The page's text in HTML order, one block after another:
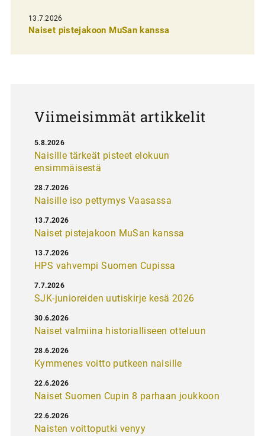
e
13.7.2026
Naiset pistejakoon MuSan kanssa
Viimeisimmät artikkelit
Naisille tärkeät pisteet elokuun
ensimmäisestä
5.8.2026
Naisille iso pettymys Vaasassa
28.7.2026
Naiset pistejakoon MuSan kanssa
13.7.2026
HPS vahvempi Suomen Cupissa
13.7.2026
SJK-junioreiden uutiskirje kesä 2026
7.7.2026
Naiset valmiina historialliseen otteluun
30.6.2026
Kymmenes voitto putkeen naisille
28.6.2026
Naiset Suomen Cupin 8 parhaan joukkoon
22.6.2026
Naisten voittoputki venyy
22.6.2026